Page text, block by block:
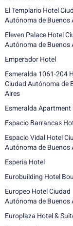
El Templario Hotel
Autónoma de Buenos
Eleven Palace Hotel
Autónoma de Buenos
Emperador Hotel
Esmeralda 1061-204
Ciudad Autónoma de
Aires
Esmeralda Apartment
Espacio Barrancas
Espacio Vidal Hotel
Autónoma de Buenos
Esperia Hotel
Eurobuilding Hotel
Europeo Hotel Ciudad
Autónoma de Buenos
Europlaza Hotel &